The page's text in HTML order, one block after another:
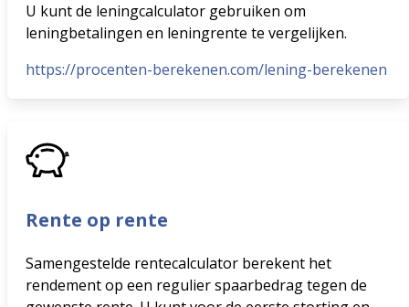
U kunt de leningcalculator gebruiken om
leningbetalingen en leningrente te vergelijken.
https://procenten-berekenen.com/lening-berekenen
Rente op rente
Samengestelde rentecalculator berekent het
rendement op een regulier spaarbedrag tegen de